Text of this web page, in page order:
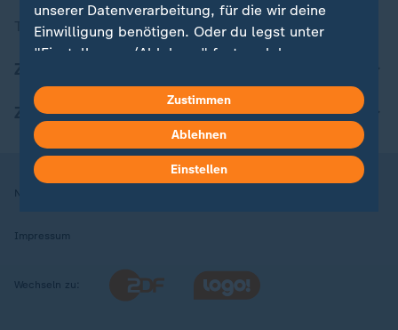
Themen im Überblick
ZDFheute Apps
Nutzungsbedingungen
Impressum
Wechseln zu:
unserer Datenverarbeitung, für die wir deine
Einwilligung benötigen. Oder du legst unter
"Einstellungen/Ablehnen" fest, welchen
welchen nicht. Deine Datenschutzeinstellungen
kannst du jederzeit mit Wirkung für die Zukunft
in deinen Einstellungen widerrufen oder ändern.
Hier findest du das Impressum.
Zustimmen
Ablehnen
Einstellen